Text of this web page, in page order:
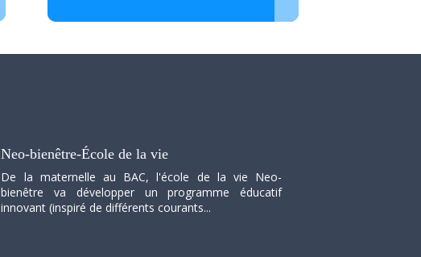
Neo-bienêtre-École de la vie
De la maternelle au BAC, l'école de la vie Neo-
bienêtre va développer un programme éducatif
innovant (inspiré de différents courants...